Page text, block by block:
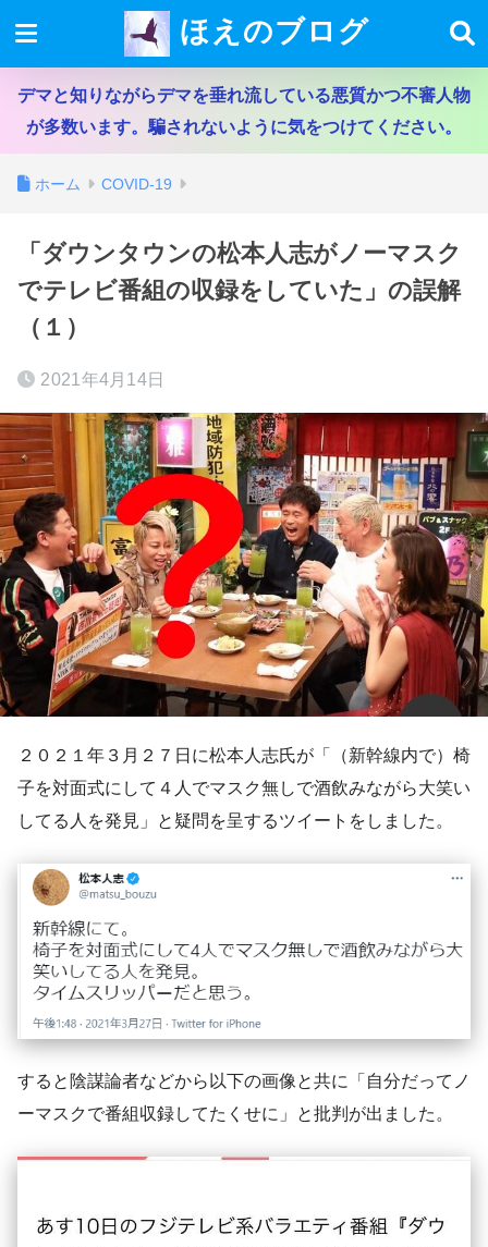
ほえのブログ
デマと知りながらデマを垂れ流している悪質かつ不審人物
が多数います。騙されないように気をつけてください。
ホーム COVID-19
「ダウンタウンの松本人志がノーマスク
でテレビ番組の収録をしていた」の誤解
（１）
2021年4月14日
２０２１年３月２７日に松本人志氏が「（新幹線内で）椅
子を対面式にして４人でマスク無しで酒飲みながら大笑い
してる人を発見」と疑問を呈するツイートをしました。
すると陰謀論者などから以下の画像と共に「自分だってノ
ーマスクで番組収録してたくせに」と批判が出ました。